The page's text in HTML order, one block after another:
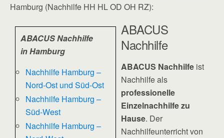
Hamburg (Nachhilfe HH HL OD OH RZ):
ABACUS Nachhilfe
in Hamburg
Nachhilfe Hamburg –
Nord-Ost und Süd-Ost
Nachhilfe Hamburg –
Süd-West
Nachhilfe Hamburg –
ABACUS
Nachhilfe
ABACUS Nachhilfe ist
Nachhilfe als
professionelle
Einzelnachhilfe zu
Hause. Der
Nachhilfeunterricht von